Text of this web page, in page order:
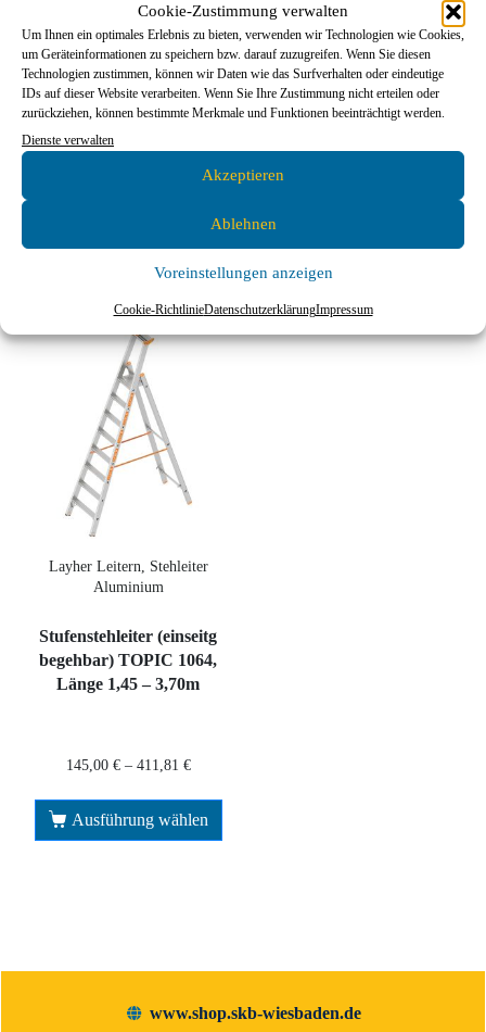
Cookie-Zustimmung verwalten
Um Ihnen ein optimales Erlebnis zu bieten, verwenden wir Technologien wie Cookies,
um Geräteinformationen zu speichern bzw. darauf zuzugreifen. Wenn Sie diesen
Technologien zustimmen, können wir Daten wie das Surfverhalten oder eindeutige
IDs auf dieser Website verarbeiten. Wenn Sie Ihre Zustimmung nicht erteilen oder
zurückziehen, können bestimmte Merkmale und Funktionen beeinträchtigt werden.
Dienste verwalten
Akzeptieren
Ablehnen
Voreinstellungen anzeigen
Cookie-RichtlinieDatenschutzerklärungImpressum
Treppenstehleiter TOPIC
1062, Länge 1,25 – 2,00m
420,47€ –500,99€
Holz-Dachdeckerleiter,
Länge 2,35-5,05m
94,83€ –209,15€
Layher Leitern, Stehleiter
Aluminium
Stufenstehleiter (einseitg
begehbar) TOPIC 1064,
Länge 1,45 – 3,70m
145,00 € – 411,81 €
Ausführung wählen
www.shop.skb-wiesbaden.de